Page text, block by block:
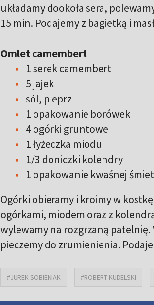
układamy dookoła sera,
15 min. Podajemy z bagietką i
Omlet camembert
1 serek camembert
5 jajek
sól, pieprz
1 opakowanie borówek
4 ogórki gruntowe
1 łyżeczka miodu
1/3 doniczki kolendry
1 opakowanie kwaśnej
Ogórki obieramy i kroimy w
ogórkami, miodem oraz z
wylewamy na rozgrzaną patelnię.
pieczemy do zrumienienia.
#JUREK SOBIENIAK #ROBERT KUDELSKI